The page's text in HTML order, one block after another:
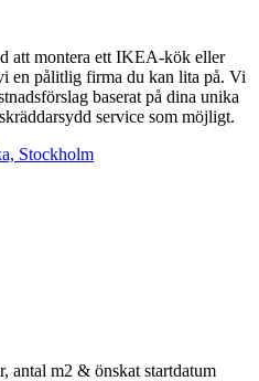
att montera ett IKEA-kök eller
en pålitlig firma du kan lita på. Vi
baserat på dina unika
service som möjligt.
Stockholm
antal m2 & önskat startdatum